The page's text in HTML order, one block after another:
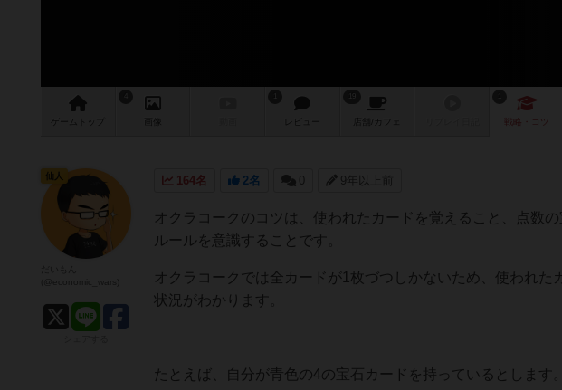
ゲーム 画像 レビュー 店舗/ カフェ 戦略 ・コツ
164名 2名 0 9年以上前
オクラコークのコツは、使われたカードを覚えること、点数
ルールを意識することです。
オクラコークでは全カードが1枚づつしかないため、使われ
状況がわかります。
たとえば、自分が青色の4の宝石カードを持っているとします。
仙人